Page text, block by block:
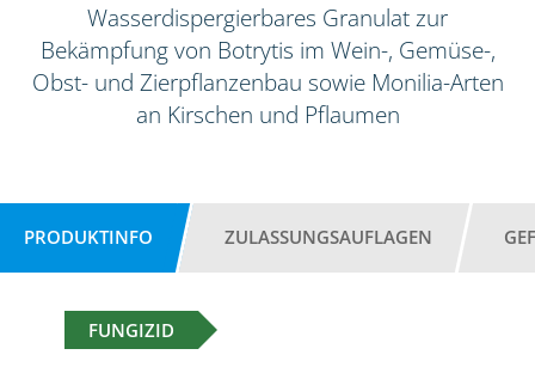
Wasserdispergierbares Granulat zur
Bekämpfung von Botrytis im Wein-, Gemüse-,
Obst- und Zierpflanzenbau sowie Monilia-Arten
an Kirschen und Pflaumen
PRODUKTINFO ZULASSUNGSAUFLAGEN
FUNGIZID